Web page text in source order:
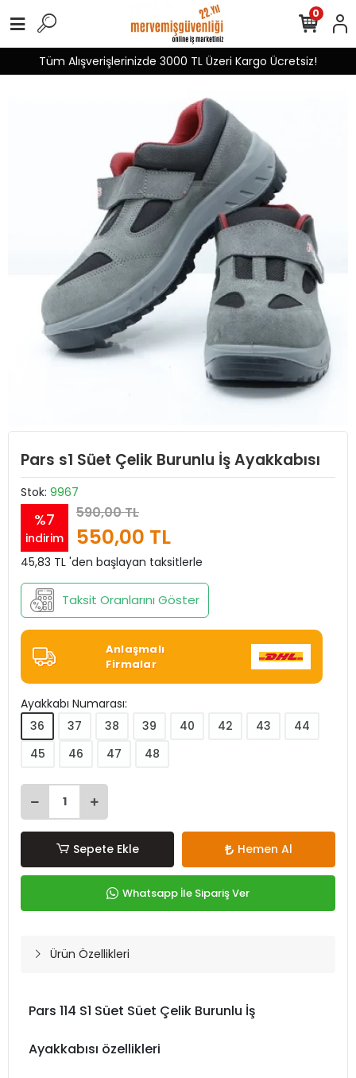
Tüm Alışverişlerinizde 3000 TL Üzeri Kargo Ücretsiz!
0
Pars s1 Süet Çelik Burunlu İş Ayakkabısı
Stok: 9967
%7
indirim
590,00 TL
550,00 TL
45,83 TL 'den başlayan taksitlerle
Taksit Oranlarını Göster
Anlaşmalı
Firmalar
Ayakkabı Numarası:
36
37 38 39 40 42 43
44
45
46 47 48
Sepete Ekle Hemen Al
Whatsapp İle Sipariş Ver
Ürün Özellikleri
Pars 114 S1 Süet Süet Çelik Burunlu İş
Ayakkabısı özellikleri